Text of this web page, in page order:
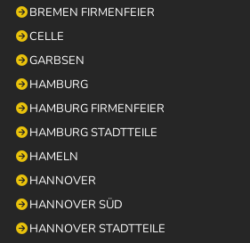
BREMEN FIRMENFEIER
CELLE
GARBSEN
HAMBURG
HAMBURG FIRMENFEIER
HAMBURG STADTTEILE
HAMELN
HANNOVER
HANNOVER SÜD
HANNOVER STADTTEILE